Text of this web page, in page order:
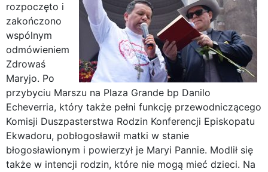
rozpoczęto i
zakończono
wspólnym
odmówieniem
Zdrowaś
Maryjo. Po
przybyciu Marszu na Plaza Grande bp Danilo
Echeverria, który także pełni funkcję przewodniczącego
Komisji Duszpasterstwa Rodzin Konferencji Episkopatu
Ekwadoru, pobłogosławił matki w stanie
błogosławionym i powierzył je Maryi Pannie. Modlił się
także w intencji rodzin, które nie mogą mieć dzieci. Na